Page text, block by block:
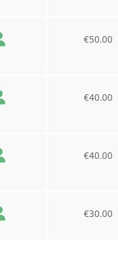
€50.00
€40.00
€40.00
€30.00